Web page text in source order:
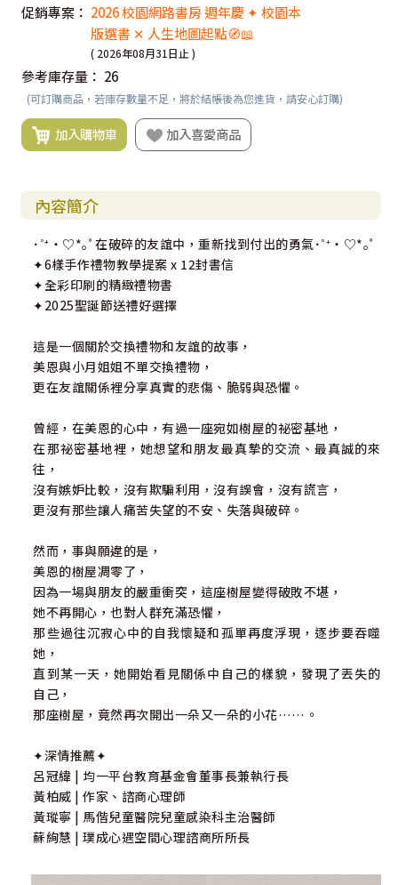
促銷專案： 2026 校園網路書房 週年慶 ✦ 校園本
版選書 ✕ 人生地圖起點🧭📖
( 2026年08月31日止 )
參考庫存量： 26
(可訂購商品，若庫存數量不足，將於結帳後為您進貨，請安心訂購)
加入購物車 加入喜愛商品
內容簡介
･˚⁺‧♡*｡ﾟ在破碎的友誼中，重新找到付出的勇氣･˚⁺‧♡*｡ﾟ
✦6樣手作禮物教學提案 x 12封書信
✦全彩印刷的精緻禮物書
✦2025聖誕節送禮好選擇
這是一個關於交換禮物和友誼的故事，
美恩與小月姐姐不單交換禮物，
更在友誼關係裡分享真實的悲傷、脆弱與恐懼。
曾經，在美恩的心中，有過一座宛如樹屋的祕密基地，
在那祕密基地裡，她想望和朋友最真摯的交流、最真誠的來
往，
沒有嫉妒比較，沒有欺騙利用，沒有誤會，沒有謊言，
更沒有那些讓人痛苦失望的不安、失落與破碎。
然而，事與願違的是，
美恩的樹屋凋零了，
因為一場與朋友的嚴重衝突，這座樹屋變得破敗不堪，
她不再開心，也對人群充滿恐懼，
那些過往沉寂心中的自我懷疑和孤單再度浮現，逐步要吞噬
她，
直到某一天，她開始看見關係中自己的樣貌，發現了丟失的
自己，
那座樹屋，竟然再次開出一朵又一朵的小花……。
✦深情推薦✦
呂冠緯 | 均一平台教育基金會董事長兼執行長
黃柏威 | 作家、諮商心理師
黃瑽寧 | 馬偕兒童醫院兒童感染科主治醫師
蘇絢慧 | 璞成心遇空間心理諮商所所長